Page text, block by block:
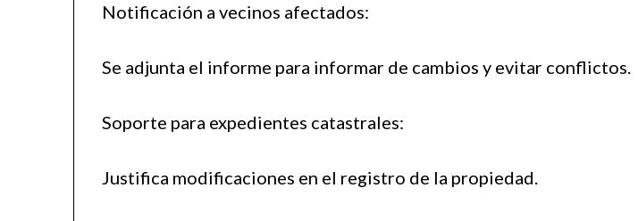
Notificación a vecinos afectados:
Se adjunta el informe para informar de cambios y evitar conflictos.
Soporte para expedientes catastrales:
Justifica modificaciones en el registro de la propiedad.